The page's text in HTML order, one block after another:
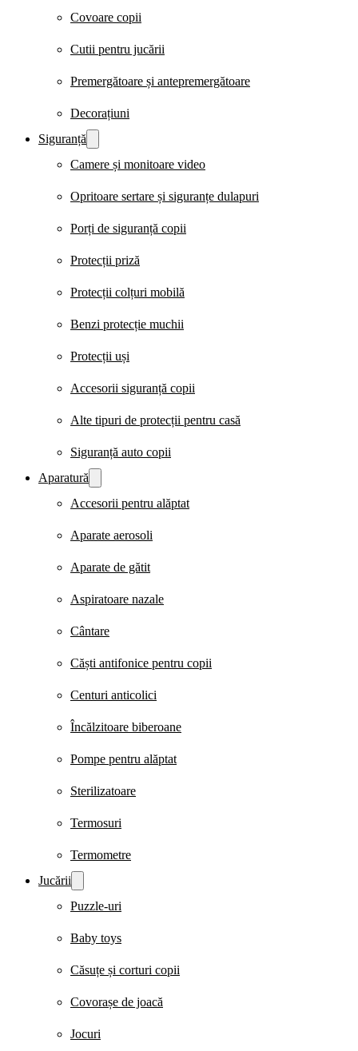
Covoare copii
Cutii pentru jucării
Premergătoare și antepremergătoare
Decorațiuni
Siguranță
Camere și monitoare video
Opritoare sertare și siguranțe dulapuri
Porți de siguranță copii
Protecții priză
Protecții colțuri mobilă
Benzi protecție muchii
Protecții uși
Accesorii siguranță copii
Alte tipuri de protecții pentru casă
Siguranță auto copii
Aparatură
Accesorii pentru alăptat
Aparate aerosoli
Aparate de gătit
Aspiratoare nazale
Cântare
Căști antifonice pentru copii
Centuri anticolici
Încălzitoare biberoane
Pompe pentru alăptat
Sterilizatoare
Termosuri
Termometre
Jucării
Puzzle-uri
Baby toys
Căsuțe și corturi copii
Covorașe de joacă
Jocuri